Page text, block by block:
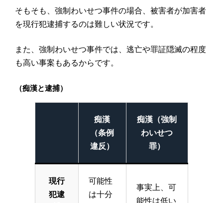
そもそも、強制わいせつ事件の場合、被害者が加害者
を現行犯逮捕するのは難しい状況です。
また、強制わいせつ事件では、逃亡や罪証隠滅の程度
も高い事案もあるからです。
（痴漢と逮捕）
痴漢
（条例
違反）
痴漢（強制
わいせつ
罪）
現行
犯逮
可能性
は十分
事実上、可
能性は低い